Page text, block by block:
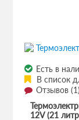
Есть в
В список
Отзывов (1)
12V (21